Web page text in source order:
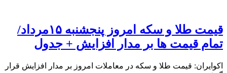
قیمت طلا و سکه امروز پنجشنبه ۱۵مرداد/
تمام قیمت ها بر مدار افزایش + جدول
اکوایران: قیمت طلا و سکه در معاملات امروز بر مدار افزایش قرار